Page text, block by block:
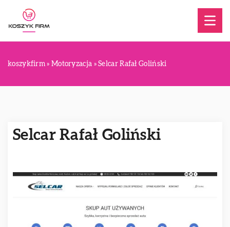
koszykfirm » Motoryzacja »Selcar Rafał Goliński
Selcar Rafał Goliński